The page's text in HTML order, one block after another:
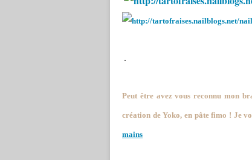
.
Peut être avez vous reconnu mon
création de Yoko, en pâte fimo ! Je
mains